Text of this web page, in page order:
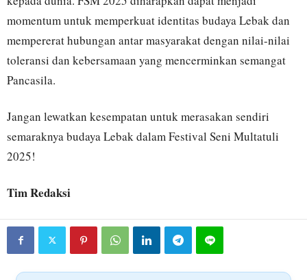
momentum untuk memperkuat identitas budaya Lebak dan
mempererat hubungan antar masyarakat dengan nilai-nilai
toleransi dan kebersamaan yang mencerminkan semangat
Pancasila.
Jangan lewatkan kesempatan untuk merasakan sendiri
semaraknya budaya Lebak dalam Festival Seni Multatuli
2025!
Tim Redaksi